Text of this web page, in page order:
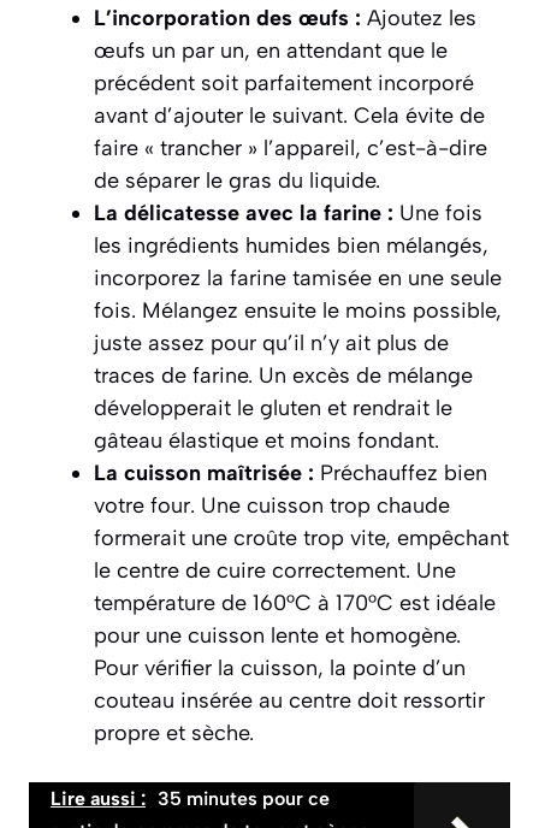
L’incorporation des œufs : Ajoutez les
œufs un par un, en attendant que le
précédent soit parfaitement incorporé
avant d’ajouter le suivant. Cela évite de
faire « trancher » l’appareil, c’est-à-dire
de séparer le gras du liquide.
La délicatesse avec la farine : Une fois
les ingrédients humides bien mélangés,
incorporez la farine tamisée en une seule
fois. Mélangez ensuite le moins possible,
juste assez pour qu’il n’y ait plus de
traces de farine. Un excès de mélange
développerait le gluten et rendrait le
gâteau élastique et moins fondant.
La cuisson maîtrisée : Préchauffez bien
votre four. Une cuisson trop chaude
formerait une croûte trop vite, empêchant
le centre de cuire correctement. Une
température de 160°C à 170°C est idéale
pour une cuisson lente et homogène.
Pour vérifier la cuisson, la pointe d’un
couteau insérée au centre doit ressortir
propre et sèche.
Lire aussi : 35 minutes pour ce